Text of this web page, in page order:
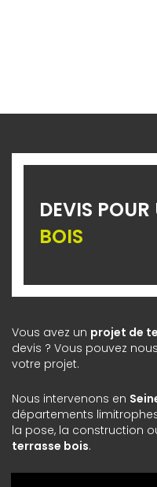
DEVIS POUR
BOIS
Vous avez un projet de
devis ? Vous pouvez
votre projet.
Nous intervenons en
départements
la pose, la construction
terrasse bois.